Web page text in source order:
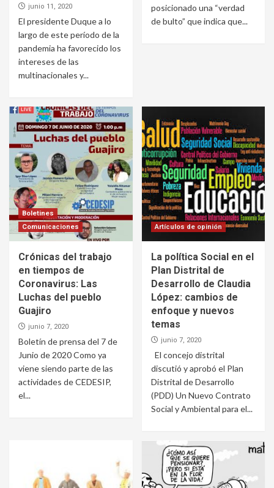
junio 11, 2020
El presidente Duque a lo
largo de este período de la
pandemia ha favorecido los
intereses de las
multinacionales y...
posicionado una “verdad
de bulto” que indica que...
Boletines
Comunicaciones
Crónicas del trabajo
en tiempos de
Coronavirus: Las
Luchas del pueblo
Guajiro
junio 7, 2020
Boletín de prensa del 7 de
Junio de 2020 Como ya
viene siendo parte de las
actividades de CEDESIP,
el...
Artículos de opinión
La política Social en el
Plan Distrital de
Desarrollo de Claudia
López: cambios de
enfoque y nuevos
temas
junio 7, 2020
El concejo distrital
discutió y aprobó el Plan
Distrital de Desarrollo
(PDD) Un Nuevo Contrato
Social y Ambiental para el...